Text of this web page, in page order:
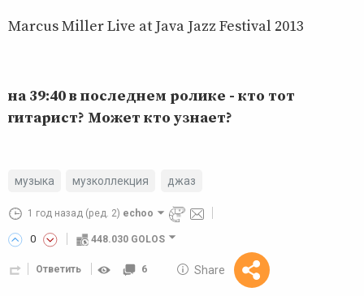
Marcus Miller Live at Java Jazz Festival 2013
на 39:40 в последнем ролике - кто тот
гитарист? Может кто узнает?
музыка музколлекция джаз
1 год назад (ред. 2) echoo
0 448.030 GOLOS
Ответить 6 Share
Reward
10 GOLOS